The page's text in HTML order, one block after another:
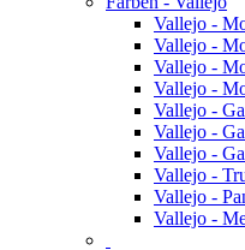
Vallejo -
Vallejo -
Vallejo -
Vallejo -
Vallejo -
Vallejo -
Vallejo -
Vallejo -
Vallejo -
Vallejo -